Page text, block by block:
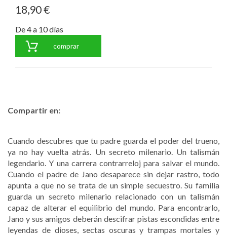
18,90 €
De 4 a 10 días
comprar
Compartir en:
Cuando descubres que tu padre guarda el poder del trueno,
ya no hay vuelta atrás. Un secreto milenario. Un talismán
legendario. Y una carrera contrarreloj para salvar el mundo.
Cuando el padre de Jano desaparece sin dejar rastro, todo
apunta a que no se trata de un simple secuestro. Su familia
guarda un secreto milenario relacionado con un talismán
capaz de alterar el equilibrio del mundo. Para encontrarlo,
Jano y sus amigos deberán descifrar pistas escondidas entre
leyendas de dioses, sectas oscuras y trampas mortales y